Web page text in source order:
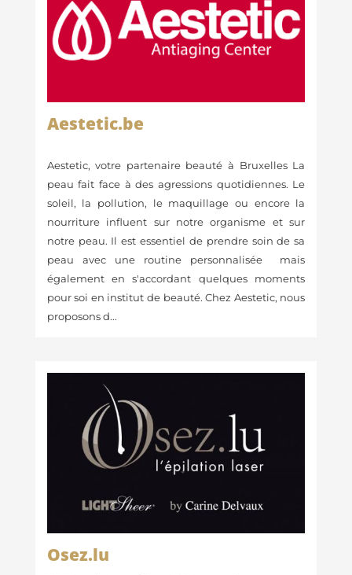
Aestetic.be
Aestetic, votre partenaire beauté à Bruxelles La
peau fait face à des agressions quotidiennes. Le
soleil, la pollution, le maquillage ou encore la
nourriture influent sur notre organisme et sur
notre peau. Il est essentiel de prendre soin de sa
peau avec une routine personnalisée mais
également en s'accordant quelques moments
pour soi en institut de beauté. Chez Aestetic, nous
proposons d...
Osez.lu